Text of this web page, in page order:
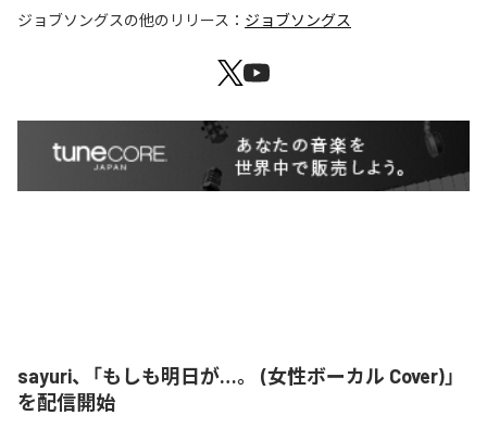
ジョブソングスの他のリリース： ジョブソングス
sayuri、「もしも明日が…。 (女性ボーカル Cover)」
を配信開始